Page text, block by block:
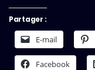
Partager :
E-mail
Facebook